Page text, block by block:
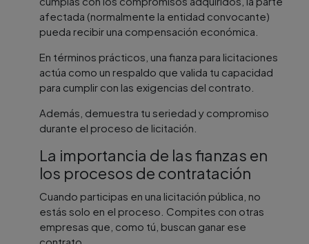
afectada (normalmente la entidad convocante)
pueda recibir una compensación económica.
En términos prácticos, una fianza para licitaciones
actúa como un respaldo que valida tu capacidad
para cumplir con las exigencias del contrato.
Además, demuestra tu seriedad y compromiso
durante el proceso de licitación.
La importancia de las fianzas en
los procesos de contratación
Cuando participas en una licitación pública, no
estás solo en el proceso. Compites con otras
empresas que, como tú, buscan ganar ese